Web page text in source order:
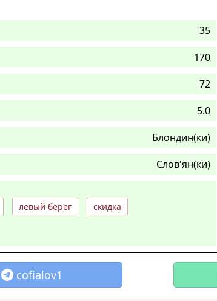
35
170
72
5.0
Блондин(ки)
Слов'ян(ки)
левый берег
скидка
cofialov1